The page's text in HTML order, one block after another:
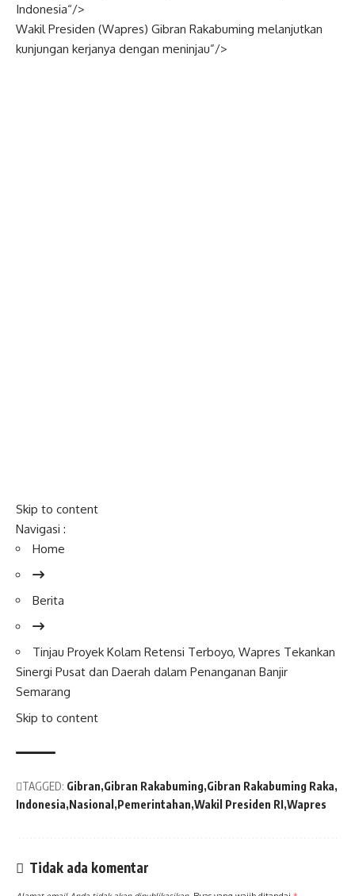
Indonesia“/>
Wakil Presiden (Wapres) Gibran Rakabuming melanjutkan
kunjungan kerjanya dengan meninjau”/>
Skip to content
Navigasi :
Home
Berita
Tinjau Proyek Kolam Retensi Terboyo, Wapres Tekankan
Sinergi Pusat dan Daerah dalam Penanganan Banjir
Semarang
Skip to content
TAGGED: Gibran Gibran Rakabuming Gibran Rakabuming Raka
Indonesia Nasional Pemerintahan Wakil Presiden RI Wapres
Tidak ada komentar